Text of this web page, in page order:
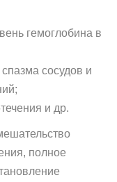
гемоглобина в
сосудов и
и др.
полное